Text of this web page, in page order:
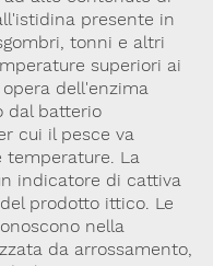
presente in
tonni e altri
superiori ai
dell'enzima
dal batterio
cui il pesce va
temperature. La
indicatore di cattiva
prodotto ittico. Le
nella
da arrossamento,